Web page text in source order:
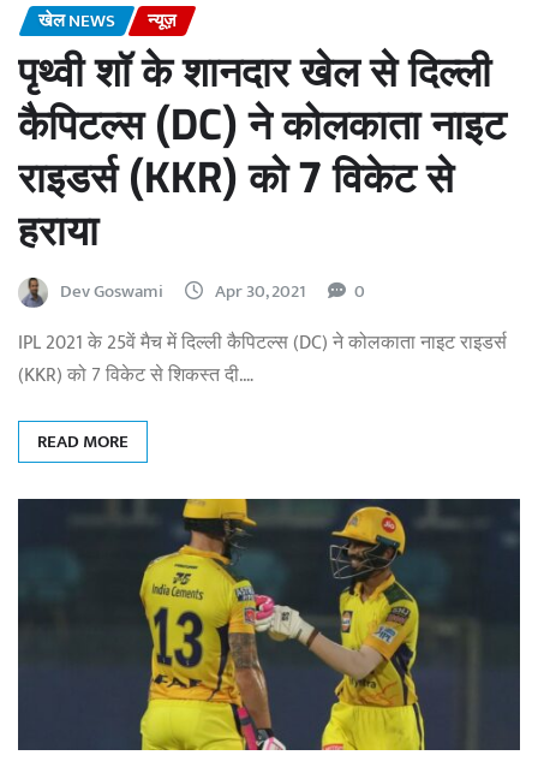
खेल NEWS न्यूज़
पृथ्वी शॉ के शानदार खेल से दिल्ली
कैपिटल्स (DC) ने कोलकाता नाइट
राइडर्स (KKR) को 7 विकेट से
हराया
Dev Goswami Apr 30, 2021 0
IPL 2021 के 25वें मैच में दिल्ली कैपिटल्स (DC) ने कोलकाता नाइट राइडर्स
(KKR) को 7 विकेट से शिकस्त दी.…
READ MORE